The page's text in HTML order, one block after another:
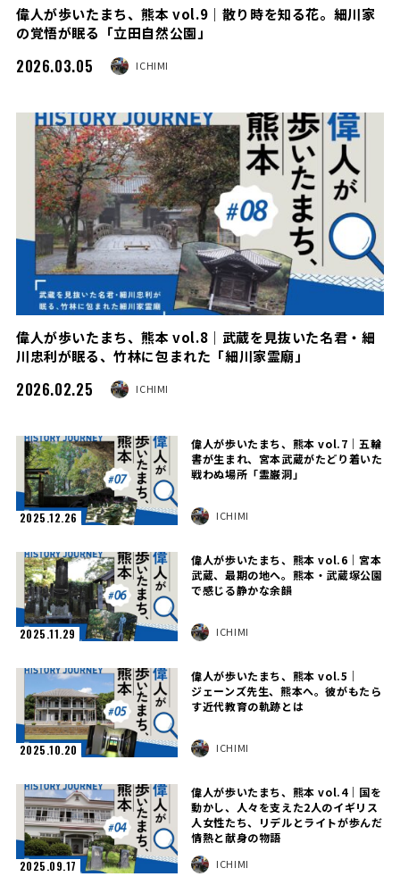
偉人が歩いたまち、熊本 vol.9｜散り時を知る花。細川家
の覚悟が眠る「立田自然公園」
2026.03.05 ICHIMI
偉人が歩いたまち、熊本 vol.8｜武蔵を見抜いた名君・細
川忠利が眠る、竹林に包まれた「細川家霊廟」
2026.02.25 ICHIMI
2025.12.26
偉人が歩いたまち、熊本 vol.7｜五輪
書が生まれ、宮本武蔵がたどり着いた
戦わぬ場所「霊巌洞」
ICHIMI
2025.11.29
偉人が歩いたまち、熊本 vol.6｜宮本
武蔵、最期の地へ。熊本・武蔵塚公園
で感じる静かな余韻
ICHIMI
2025.10.20
偉人が歩いたまち、熊本 vol.5｜
ジェーンズ先生、熊本へ。彼がもたら
す近代教育の軌跡とは
ICHIMI
2025.09.17
偉人が歩いたまち、熊本 vol.4｜国を
動かし、人々を支えた2人のイギリス
人女性たち、リデルとライトが歩んだ
情熱と献身の物語
ICHIMI